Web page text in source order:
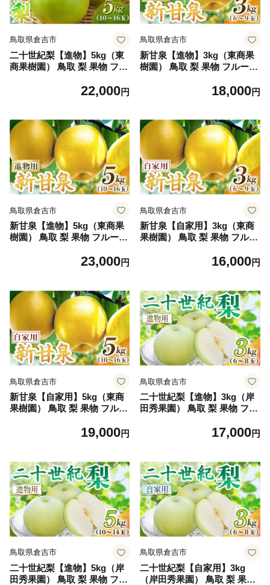
鳥取県倉吉市
二十世紀梨【進物】5kg（東
商果樹園） 鳥取 梨 果物 フル
22,000円
鳥取県倉吉市
新甘泉【進物】3kg（東商果
樹園） 鳥取 梨 果物 フルーツ
気 甘い 進物 贈答用18,000円
鳥取県倉吉市
新甘泉【進物】5kg（東商果
樹園） 鳥取 梨 果物 フルーツ
気 甘い 進物 贈答用23,000円
鳥取県倉吉市
新甘泉【自家用】3kg（東商
果樹園） 鳥取 梨 果物 フルー
16,000円
鳥取県倉吉市
新甘泉【自家用】5kg（東商
果樹園） 鳥取 梨 果物 フルー
19,000円
鳥取県倉吉市
二十世紀梨【進物】3kg（岸
田秀果園） 鳥取 梨 果物 フル
梨 人気 甘い 進物 贈答用
17,000円
鳥取県倉吉市
二十世紀梨【進物】5kg（岸
田秀果園） 鳥取 梨 果物 フル
鳥取県倉吉市
二十世紀梨【自家用】3kg
（岸田秀果園） 鳥取 梨 果物